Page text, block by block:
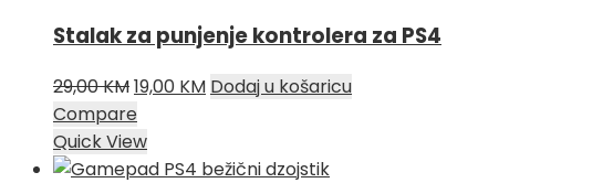
Stalak za punjenje kontrolera za PS4
29,00KMIzvorna
cijena
bila
je:
19,00 KMTrenutna
19,00 KM.
Dodaj u košaricu
Compare
Quick View